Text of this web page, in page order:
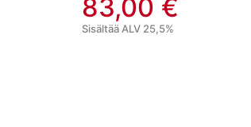
83,00 €
Sisältää ALV 25,5%